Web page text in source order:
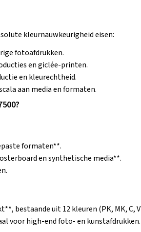
kleurnauwkeurigheid eisen:
fotoafdrukken.
en giclée-printen.
en kleurechtheid.
aan media en formaten.
formaten**.
en synthetische media**.
uit 12 kleuren (PK, MK, C,
voor high-end foto- en kunstafdrukken.